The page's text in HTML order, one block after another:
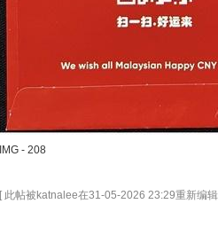
IMG - 208
[ 此帖被katnalee在31-05-2026 23:29重新编